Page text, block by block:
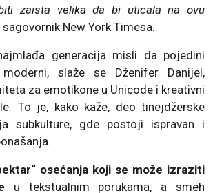
zaista velika da bi uticala na ovu
New York Timesa.
generacija misli da pojedini
slaže se Dženifer Danijel,
za emotikone u Unicode i kreativni
To je, kako kaže, deo tinejdžerske
subkulture, gde postoji ispravan i
osećanja koji se može izraziti
u tekstualnim porukama, a smeh